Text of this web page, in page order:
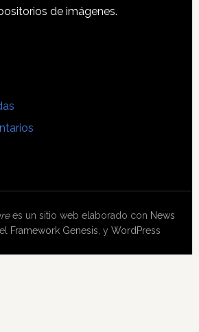
de imágenes.
es un sitio web elaborado con News
Framework Genesis , y WordPress